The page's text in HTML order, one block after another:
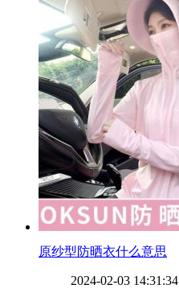
​原纱型防晒衣什么意思
2024-02-03 14:31:34